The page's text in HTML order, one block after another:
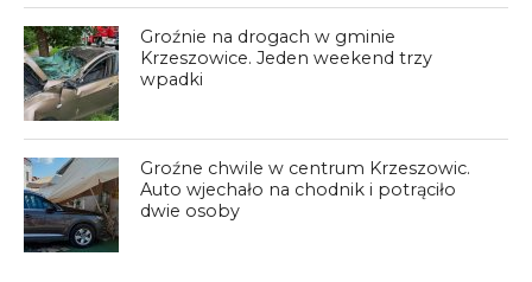
Groźnie na drogach w gminie
Krzeszowice. Jeden weekend trzy
wpadki
Groźne chwile w centrum Krzeszowic.
Auto wjechało na chodnik i potrąciło
dwie osoby